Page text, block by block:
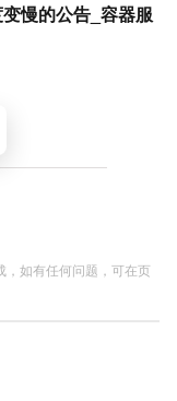
慢的公告_容器服
如有任何问题，可在页